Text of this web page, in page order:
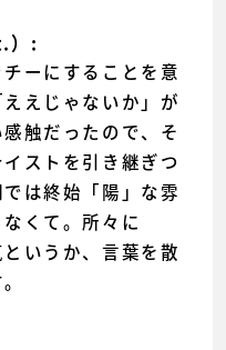
）:
ーにすることを意
えじゃないか」が
触だったので、そ
ストを引き継ぎつ
は終始「陽」な雰
くて。所々に
というか、言葉を散